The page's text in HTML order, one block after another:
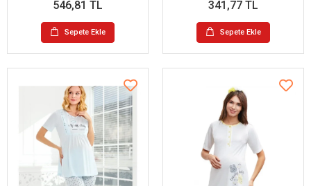
546,81 TL
Sepete Ekle
341,77 TL
Sepete Ekle